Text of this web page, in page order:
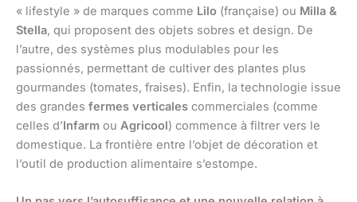
« lifestyle » de marques comme Lilo (française) ou Milla &
Stella, qui proposent des objets sobres et design. De
l’autre, des systèmes plus modulables pour les
passionnés, permettant de cultiver des plantes plus
gourmandes (tomates, fraises). Enfin, la technologie issue
des grandes fermes verticales commerciales (comme
celles d’Infarm ou Agricool) commence à filtrer vers le
domestique. La frontière entre l’objet de décoration et
l’outil de production alimentaire s’estompe.